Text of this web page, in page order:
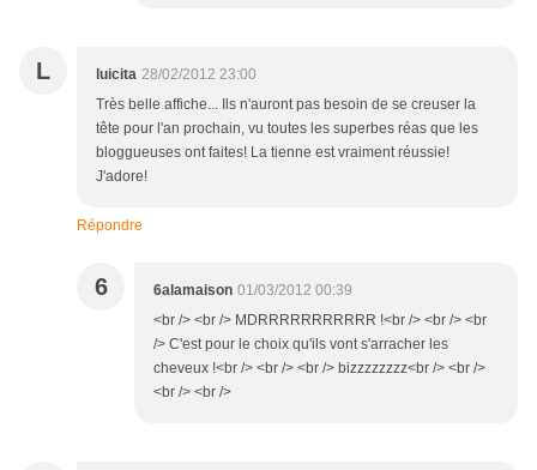
L luicita 28/02/2012 23:00
Très belle affiche... Ils n'auront pas besoin de se creuser la
tête pour l'an prochain, vu toutes les superbes réas que les
bloggueuses ont faites! La tienne est vraiment réussie!
J'adore!
Répondre
6 6alamaison 01/03/2012 00:39
<br /> <br /> MDRRRRRRRRRRR !<br /> <br /> <br
/> C'est pour le choix qu'ils vont s'arracher les
cheveux !<br /> <br /> <br /> bizzzzzzzz<br /> <br />
<br /> <br />